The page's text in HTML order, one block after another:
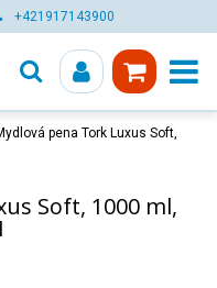
+421917143900
pena Tork Luxus Soft,
Soft, 1000 ml,